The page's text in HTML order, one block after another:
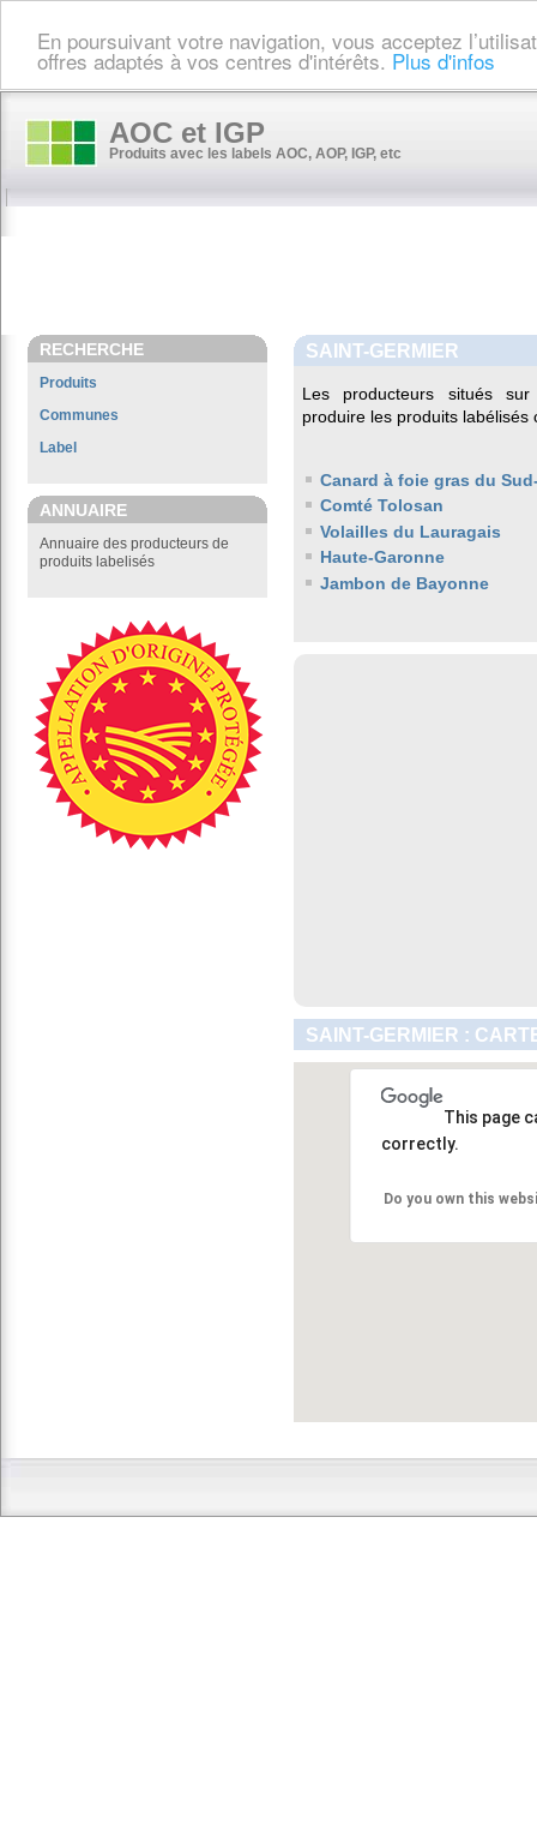
En poursuivant votre navigation, vous acceptez
offres adaptés à vos centres d'intérêts. Plus d'infos
AOC et IGP
Produits avec les labels AOC, AOP, IGP, etc
RECHERCHE
Produits
Communes
Label
ANNUAIRE
Annuaire des producteurs de
produits labelisés
SAINT-GERMIER
Les producteurs situés
produire les produits labélisés
Canard à foie gras du
Comté Tolosan
Volailles du Lauragais
Haute-Garonne
Jambon de Bayonne
SAINT-GERMIER :
This page
correctly.
Do you own this